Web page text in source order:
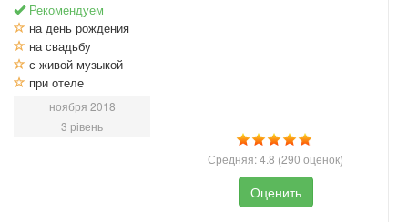
Рекомендуем
на день рождения
на свадьбу
с живой музыкой
при отеле
ноября 2018
3 рівень
Средняя:4.8 (290 оценок)
Оценить